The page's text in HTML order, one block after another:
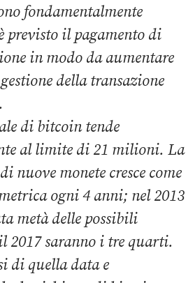
fondamentalmente
previsto il pagamento di
in modo da aumentare
della transazione
di bitcoin tende
al limite di 21 milioni. La
nuove monete cresce come
ogni 4 anni; nel 2013
metà delle possibili
2017 saranno i tre quarti.
di quella data e